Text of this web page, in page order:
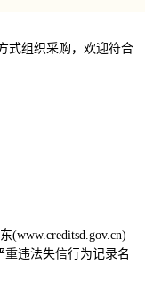
式组织采购，欢迎符合
(www.creditsd.gov.cn)
重违法失信行为记录名